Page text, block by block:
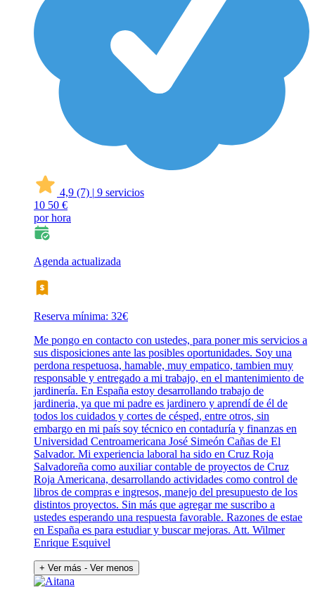
4,9 (7) | 9 servicios
10 50 €
por hora
Agenda actualizada
Reserva mínima: 32€
Me pongo en contacto con ustedes, para poner mis servicios a
sus disposiciones ante las posibles oportunidades. Soy una
perdona respetuosa, hamable, muy empatico, tambien muy
responsable y entregado a mi trabajo, en el mantenimiento de
jardinería. En España estoy desarrollando trabajo de
jardineria, ya que mi padre es jardinero y aprendí de él de
todos los cuidados y cortes de césped, entre otros, sin
embargo en mi país soy técnico en contaduría y finanzas en
Universidad Centroamericana José Simeón Cañas de El
Salvador. Mi experiencia laboral ha sido en Cruz Roja
Salvadoreña como auxiliar contable de proyectos de Cruz
Roja Americana, desarrollando actividades como control de
libros de compras e ingresos, manejo del presupuesto de los
distintos proyectos. Sin más que agregar me suscribo a
ustedes esperando una respuesta favorable. Razones de estae
en España es para estudiar y buscar mejoras. Att. Wilmer
Enrique Esquivel
+ Ver más - Ver menos